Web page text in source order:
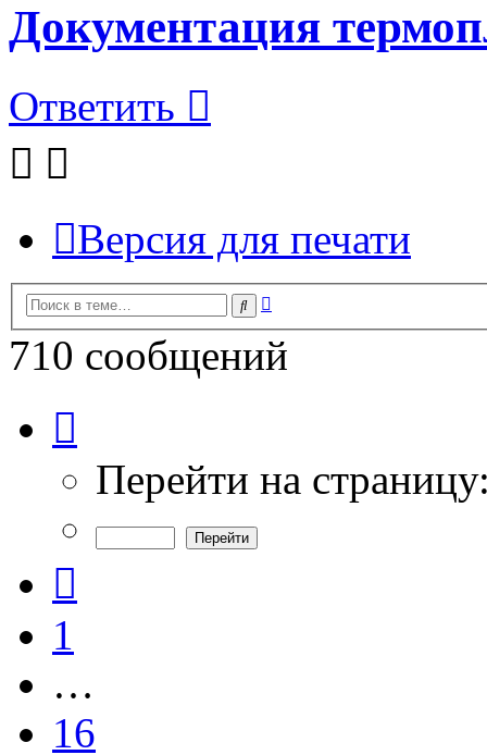
Документация
Ответить
Версия для печати
Поиск
710 сообщений
из
Перейти на
1
…
16